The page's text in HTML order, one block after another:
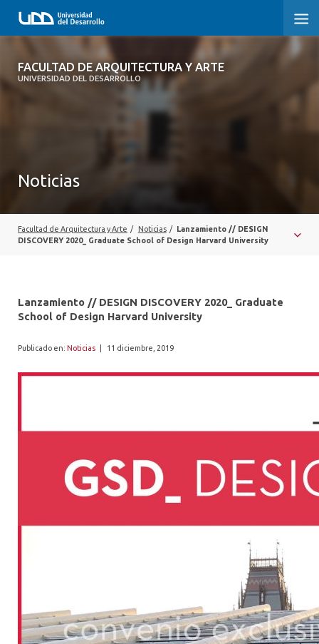
FACULTAD DE ARQUITECTURA Y ARTE
UNIVERSIDAD DEL DESARROLLO
FACULTAD DE ARQUITECTURA Y ARTE
MAGÍSTER
ALUMNI
PLATAFORMA VUT
Noticias
Facultad de Arquitectura y Arte / Noticias / Lanzamiento // DESIGN
DISCOVERY 2020_ Graduate School of Design Harvard University
Lanzamiento // DESIGN DISCOVERY 2020_ Graduate
School of Design Harvard University
Publicado en: Noticias 11 diciembre, 2019